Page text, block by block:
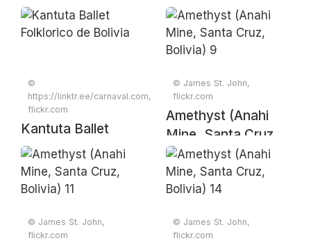
Folklorico de Bolivia
Folklorico de Bolivia
©
https://linktr.ee/carnaval.com,
flickr.com
Kantuta Ballet
Folklorico de Bolivia
© James St. John,
flickr.com
Amethyst (Anahi
Mine, Santa Cruz,
Bolivia) 9
© James St. John,
flickr.com
© James St. John,
flickr.com